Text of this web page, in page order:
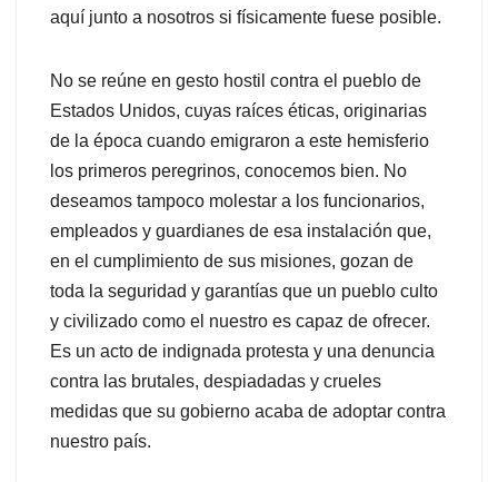
aquí junto a nosotros si físicamente fuese posible.
No se reúne en gesto hostil contra el pueblo de
Estados Unidos, cuyas raíces éticas, originarias
de la época cuando emigraron a este hemisferio
los primeros peregrinos, conocemos bien. No
deseamos tampoco molestar a los funcionarios,
empleados y guardianes de esa instalación que,
en el cumplimiento de sus misiones, gozan de
toda la seguridad y garantías que un pueblo culto
y civilizado como el nuestro es capaz de ofrecer.
Es un acto de indignada protesta y una denuncia
contra las brutales, despiadadas y crueles
medidas que su gobierno acaba de adoptar contra
nuestro país.